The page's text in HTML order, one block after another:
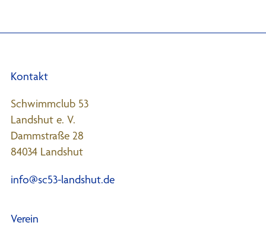
Kontakt
Schwimmclub 53
Landshut e. V.
Dammstraße 28
84034 Landshut
info@sc53-landshut.de
Verein